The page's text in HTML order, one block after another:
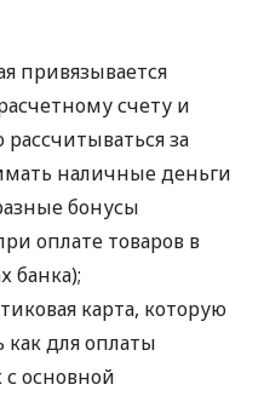
привязывается
счету и
рассчитываться за
наличные деньги
бонусы
оплате товаров в
банка);
карта, которую
для оплаты
с основной